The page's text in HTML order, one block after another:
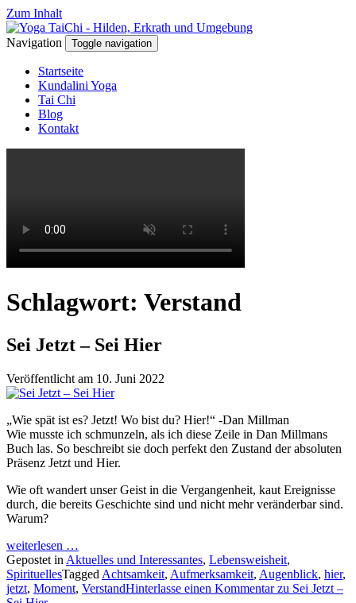
Zum Inhalt
Navigation Toggle navigation
Startseite
Kundalini Yoga
Tai Chi
Blog
Kontakt
Schlagwort: Verstand
Sei Jetzt – Sei Hier
Veröffentlicht am 10. Juni 2022
„Wie spät ist es? Jetzt! Wo bist du? Hier!“ -Dan Millman
Wie musste ich schmunzeln, als ich diese Zeile in Dan Millmans
Buch las. So beschreibt sie doch perfekt den Zustand der absoluten
Präsenz Jetzt und Hier.
Wie oft wandert unser Geist in die Vergangenheit, kaut Ereignisse
durch, die bereits Geschichte sind und nicht mehr veränderbar sind.
Warum?
weiterlesen …
Gepostet in Aktuelles und Interessantes, Lebensweisheit,
SpirituellesTagged Achtsamkeit, Aufmerksamkeit, Augenblick, hier,
jetzt, Moment, VerstandHinterlasse einen Kommentarzu Sei Jetzt –